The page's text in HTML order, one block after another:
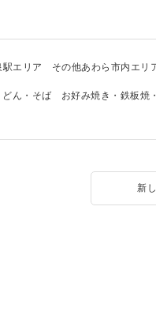
エリア その他あわら市内エリ
どん・そば お好み焼き・鉄板焼
新